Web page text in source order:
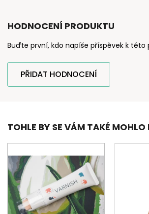
HODNOCENÍ PRODUKTU
Buďte první, kdo napíše příspěvek k této
PŘIDAT HODNOCENÍ
TOHLE BY SE VÁM TAKÉ MOHLO